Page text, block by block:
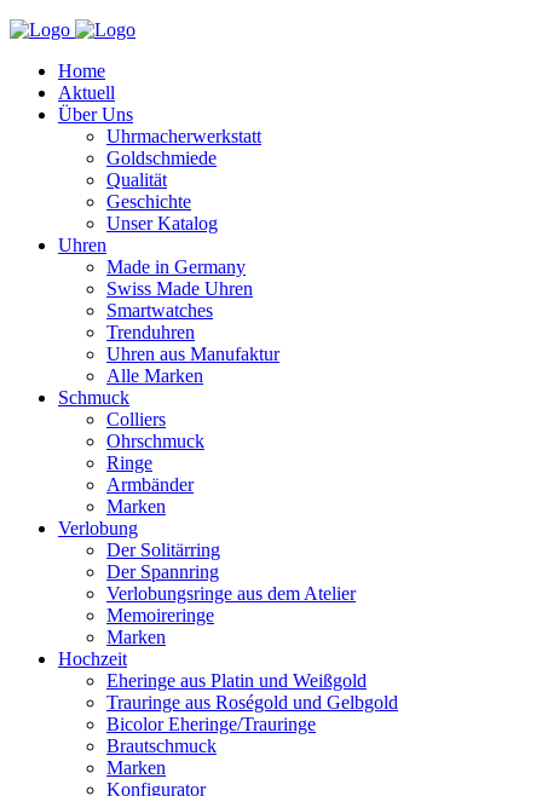
Home
Aktuell
Über Uns
Uhrmacherwerkstatt
Goldschmiede
Qualität
Geschichte
Unser Katalog
Uhren
Made in Germany
Swiss Made Uhren
Smartwatches
Trenduhren
Uhren aus Manufaktur
Alle Marken
Schmuck
Colliers
Ohrschmuck
Ringe
Armbänder
Marken
Verlobung
Der Solitärring
Der Spannring
Verlobungsringe aus dem Atelier
Memoireringe
Marken
Hochzeit
Eheringe aus Platin und Weißgold
Trauringe aus Roségold und Gelbgold
Bicolor Eheringe/Trauringe
Brautschmuck
Marken
Konfigurator